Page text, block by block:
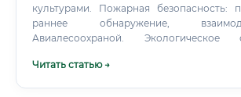
культурами. Пожарная безопасность:
раннее обнаружение,
Авиалесоохраной. Экологическое
Читать статью →